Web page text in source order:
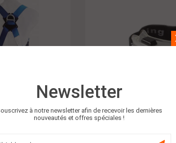
Newsletter
à notre newsletter afin de recevoir les dernières
nouveautés et offres spéciales !